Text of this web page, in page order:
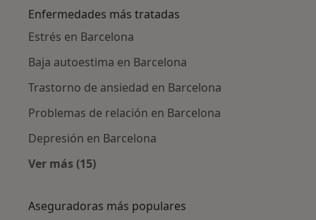
Enfermedades más tratadas
Estrés en Barcelona
Baja autoestima en Barcelona
Trastorno de ansiedad en Barcelona
Problemas de relación en Barcelona
Depresión en Barcelona
Ver más (15)
Aseguradoras más populares